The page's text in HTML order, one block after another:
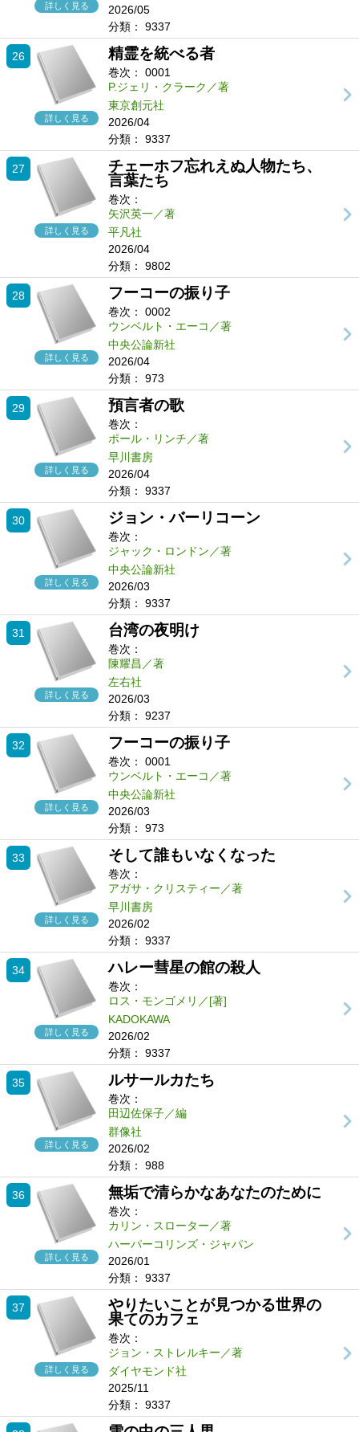
詳しく見る
2026/05
分類：
9337
26
詳しく見る
精霊を統べる者
巻次：
0001
P.ジェリ・クラーク／著
東京創元社
2026/04
分類：
9337
27
詳しく見る
チェーホフ忘れえぬ人物たち、
言葉たち
巻次：
矢沢英一／著
平凡社
2026/04
分類：
9802
28
詳しく見る
フーコーの振り子
巻次：
0002
ウンベルト・エーコ／著
中央公論新社
2026/04
分類：
973
29
詳しく見る
預言者の歌
巻次：
ポール・リンチ／著
早川書房
2026/04
分類：
9337
30
詳しく見る
ジョン・バーリコーン
巻次：
ジャック・ロンドン／著
中央公論新社
2026/03
分類：
9337
31
詳しく見る
台湾の夜明け
巻次：
陳耀昌／著
左右社
2026/03
分類：
9237
32
詳しく見る
フーコーの振り子
巻次：
0001
ウンベルト・エーコ／著
中央公論新社
2026/03
分類：
973
33
詳しく見る
そして誰もいなくなった
巻次：
アガサ・クリスティー／著
早川書房
2026/02
分類：
9337
34
詳しく見る
ハレー彗星の館の殺人
巻次：
ロス・モンゴメリ／[著]
KADOKAWA
2026/02
分類：
9337
35
詳しく見る
ルサールカたち
巻次：
田辺佐保子／編
群像社
2026/02
分類：
988
36
詳しく見る
無垢で清らかなあなたのために
巻次：
カリン・スローター／著
ハーパーコリンズ・ジャパン
2026/01
分類：
9337
37
詳しく見る
やりたいことが見つかる世界の
果てのカフェ
巻次：
ジョン・ストレルキー／著
ダイヤモンド社
2025/11
分類：
9337